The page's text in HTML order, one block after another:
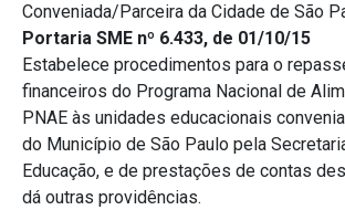
Conveniada/Parceira da Cidade de São
Portaria SME nº 6.433, de 01/10/15
Estabelece procedimentos para o
financeiros do Programa Nacional de
PNAE às unidades educacionais
do Município de São Paulo pela
Educação, e de prestações de contas
dá outras providências.